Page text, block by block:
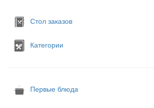
Стол заказов
Категории
Первые блюда